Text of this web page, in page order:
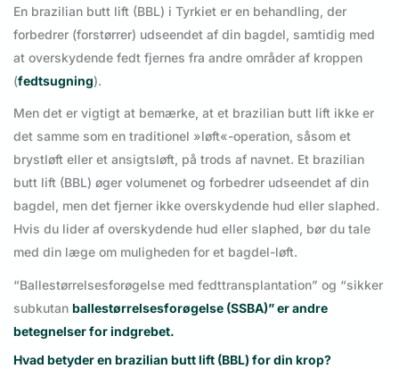
En brazilian butt lift (BBL) i Tyrkiet er en behandling, der
forbedrer (forstørrer) udseendet af din bagdel, samtidig med
at overskydende fedt fjernes fra andre områder af kroppen
(fedtsugning).
Men det er vigtigt at bemærke, at et brazilian butt lift ikke er
det samme som en traditionel »løft«-operation, såsom et
brystløft eller et ansigtsløft, på trods af navnet. Et brazilian
butt lift (BBL) øger volumenet og forbedrer udseendet af din
bagdel, men det fjerner ikke overskydende hud eller slaphed.
Hvis du lider af overskydende hud eller slaphed, bør du tale
med din læge om muligheden for et bagdel-løft.
“Ballestørrelsesforøgelse med fedttransplantation” og “sikker
subkutan ballestørrelsesforøgelse (SSBA)” er andre
betegnelser for indgrebet.
Hvad betyder en brazilian butt lift (BBL) for din krop?